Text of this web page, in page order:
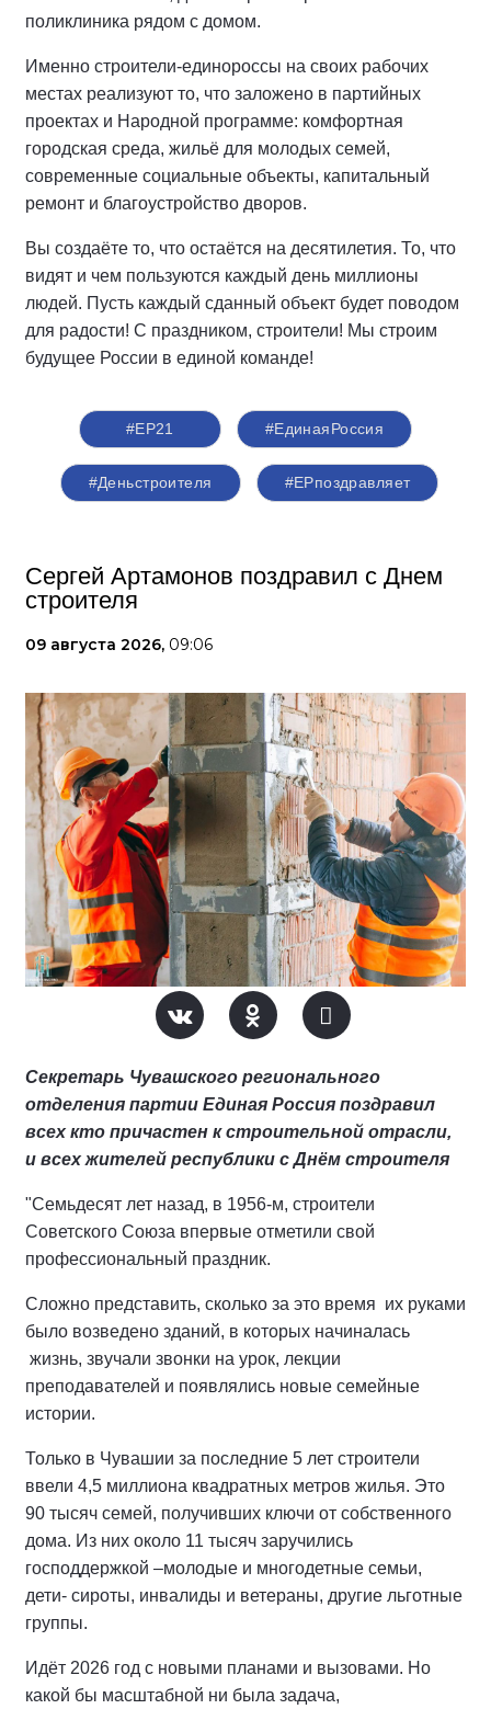
поликлиника рядом с домом.
Именно строители-единороссы на своих рабочих
местах реализуют то, что заложено в партийных
проектах и Народной программе: комфортная
городская среда, жильё для молодых семей,
современные социальные объекты, капитальный
ремонт и благоустройство дворов.
Вы создаёте то, что остаётся на десятилетия. То, что
видят и чем пользуются каждый день миллионы
людей. Пусть каждый сданный объект будет поводом
для радости! С праздником, строители! Мы строим
будущее России в единой команде!
#ЕР21 #ЕдинаяРоссия
#Деньстроителя #ЕРпоздравляет
Сергей Артамонов поздравил с Днем
строителя
09 августа 2026, 09:06
Секретарь Чувашского регионального
отделения партии Единая Россия поздравил
всех кто причастен к строительной отрасли,
и всех жителей республики с Днём строителя
"Семьдесят лет назад, в 1956-м, строители
Советского Союза впервые отметили свой
профессиональный праздник.
Сложно представить, сколько за это время их руками
было возведено зданий, в которых начиналась
жизнь, звучали звонки на урок, лекции
преподавателей и появлялись новые семейные
истории.
Только в Чувашии за последние 5 лет строители
ввели 4,5 миллиона квадратных метров жилья. Это
90 тысяч семей, получивших ключи от собственного
дома. Из них около 11 тысяч заручились
господдержкой –молодые и многодетные семьи,
дети- сироты, инвалиды и ветераны, другие льготные
группы.
Идёт 2026 год с новыми планами и вызовами. Но
какой бы масштабной ни была задача,